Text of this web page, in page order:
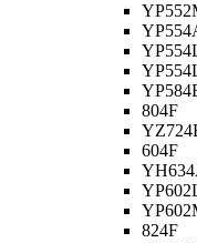
804F
604F
824F